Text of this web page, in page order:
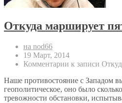
Откуда марширует
на nod66
19 Март, 2014
Комментарии к записи
Наше противостояние с Западом
геополитическое, оно было
тревожности обстановки,